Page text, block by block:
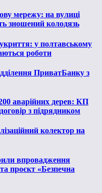
мережу: на вулиці
зношений колодязь
у полтавському
роботи
ПриватБанку з
аварійних дерев: КП
з підрядником
колектор на
впровадження
проєкт «Безпечна